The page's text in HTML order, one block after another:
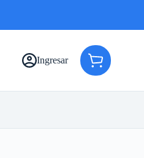
Ingresar
Carro
de